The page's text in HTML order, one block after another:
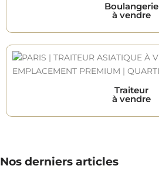
Boulangerie
à vendre
Traiteur
à vendre
Nos derniers articles